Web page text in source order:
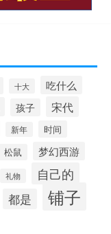
十大 吃什么
孩子 宋代
新年 时间
松鼠 梦幻西游
礼物 自己的
都是 铺子